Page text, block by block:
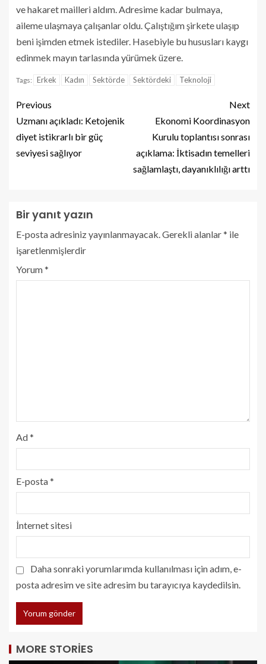
ve hakaret mailleri aldım. Adresime kadar bulmaya,
aileme ulaşmaya çalışanlar oldu. Çalıştığım şirkete ulaşıp
beni işimden etmek istediler. Hasebiyle bu hususları kaygı
edinmek mayın tarlasında yürümek üzere.
Tags: Erkek Kadın Sektörde Sektördeki Teknoloji
Previous
Uzmanı açıkladı: Ketojenik
diyet istikrarlı bir güç
seviyesi sağlıyor
Next
Ekonomi Koordinasyon
Kurulu toplantısı sonrası
açıklama: İktisadın temelleri
sağlamlaştı, dayanıklılığı arttı
Bir yanıt yazın
E-posta adresiniz yayınlanmayacak.Gerekli alanlar* ile
işaretlenmişlerdir
Yorum*
Ad*
E-posta*
İnternet sitesi
Daha sonraki yorumlarımda kullanılması için adım, e-
posta adresim ve site adresim bu tarayıcıya kaydedilsin.
MORE STORIES